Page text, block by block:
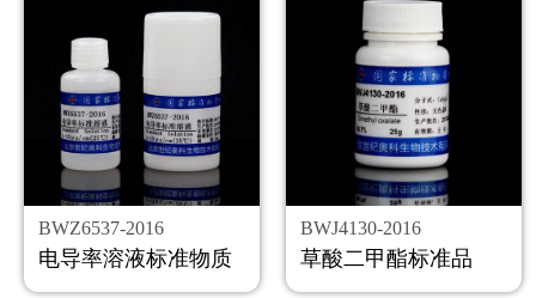
BWZ6537-2016
电导率溶液标准物质
BWJ4130-2016
草酸二甲酯标准品
公司主页
购物车
会员中心
联系我们